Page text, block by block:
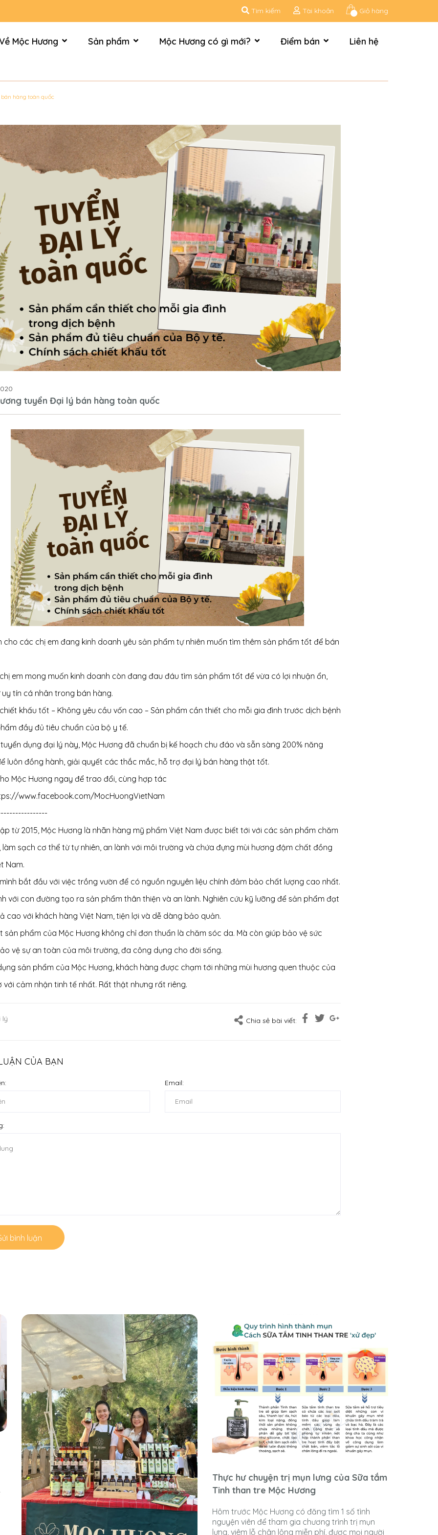
Giỏ hàng
Tài khoản
Tìm kiếm
Mộc Hương Sản phẩm Mộc Hương có gì mới? Điểm bán Liên hệ
hàng toàn quốc
tuyển Đại lý bán hàng toàn quốc
cho các chị em đang kinh doanh yêu sản phẩm tự nhiên muốn tìm thêm sản phẩm tốt để bán
em mong muốn kinh doanh còn đang đau đáu tìm sản phẩm tốt để vừa có lợi nhuận ổn,
uy tín cá nhân trong bán hàng.
khấu tốt – Không yêu cầu vốn cao – Sản phẩm cần thiết cho mỗi gia đình trước dịch bệnh
đầy đủ tiêu chuẩn của bộ y tế.
dụng đại lý này, Mộc Hương đã chuẩn bị kế hoạch chu đáo và sẵn sàng 200% năng
luôn đồng hành, giải quyết các thắc mắc, hỗ trợ đại lý bán hàng thật tốt.
Mộc Hương ngay để trao đổi, cùng hợp tác
www.facebook.com/MocHuongVietNam
từ 2015, Mộc Hương là nhãn hàng mỹ phẩm Việt Nam được biết tới với các sản phẩm chăm
làm sạch cơ thể từ tự nhiên, an lành với môi trường và chứa đựng mùi hương đậm chất đồng
Nam.
bắt đầu với việc trồng vườn để có nguồn nguyên liệu chính đảm bảo chất lượng cao nhất.
với con đường tạo ra sản phẩm thân thiện và an lành. Nghiên cứu kỹ lưỡng để sản phẩm đạt
cao với khách hàng Việt Nam, tiện lợi và dễ dàng bảo quản.
sản phẩm của Mộc Hương không chỉ đơn thuẩn là chăm sóc da. Mà còn giúp bảo vệ sức
vệ sự an toàn của môi trường, đa công dụng cho đời sống.
sản phẩm của Mộc Hương, khách hàng được chạm tới những mùi hương quen thuộc của
với cảm nhận tinh tế nhất. Rất thật nhưng rất riêng.
lý Chia sẻ bài viết:
CỦA BẠN
Email:
bình luận
Thực hư chuyện trị mụn lưng của Sữa tắm
Tinh than tre Mộc Hương
Hôm trước Mộc Hương có đăng tìm 1 số tình
nguyện viên để tham gia chương trình trị mụn
lưng, viêm lỗ chân lông miễn phí, được mọi người